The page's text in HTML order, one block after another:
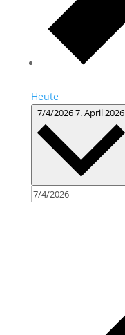
Heute
7/4/20267. April 2026